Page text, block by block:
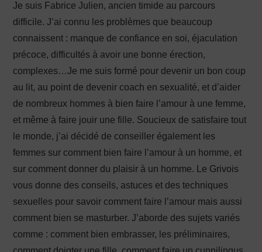
Je suis Fabrice Julien, ancien timide au parcours
difficile. J’ai connu les problèmes que beaucoup
connaissent : manque de confiance en soi, éjaculation
précoce, difficultés à avoir une bonne érection,
complexes…Je me suis formé pour devenir un bon coup
au lit, au point de devenir coach en sexualité, et d’aider
de nombreux hommes à bien faire l’amour à une femme,
et même à faire jouir une fille. Soucieux de satisfaire tout
le monde, j’ai décidé de conseiller également les
femmes sur comment bien faire l’amour à un homme, et
sur comment donner du plaisir à un homme. Le Grivois
vous donne des conseils, astuces et des techniques
sexuelles pour savoir comment faire l’amour mais aussi
comment bien se masturber. J’aborde des sujets variés
comme : comment bien embrasser, les préliminaires,